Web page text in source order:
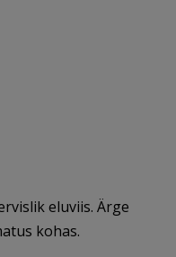
eluviis. Ärge
kohas.